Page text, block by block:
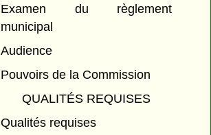
Examen du règlement
municipal
Audience
Pouvoirs de la Commission
QUALITÉS REQUISES
Qualités requises